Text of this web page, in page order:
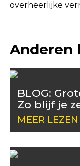
overheerlijke
Anderen
BLOG:
Zo blijf je
MEER LEZEN